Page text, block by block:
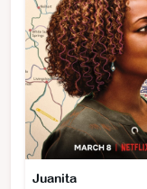
Juanita